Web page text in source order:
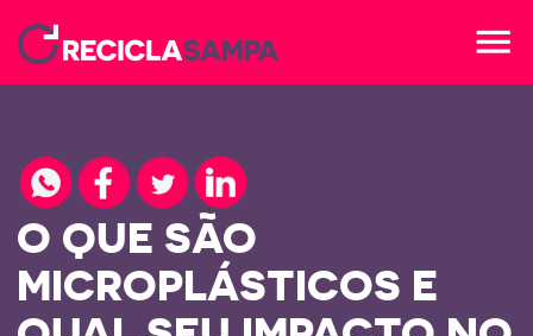
menu
O QUE SÃO
MICROPLÁSTICOS E